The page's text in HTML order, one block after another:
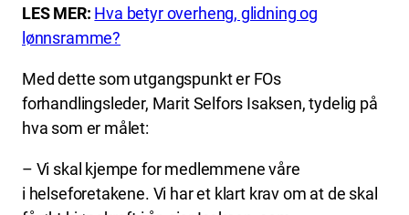
LES MER: Hva betyr overheng, glidning og
lønnsramme?
Med dette som utgangspunkt er FOs
forhandlingsleder, Marit Selfors Isaksen, tydelig på
hva som er målet:
– Vi skal kjempe for medlemmene våre
i helseforetakene. Vi har et klart krav om at de skal